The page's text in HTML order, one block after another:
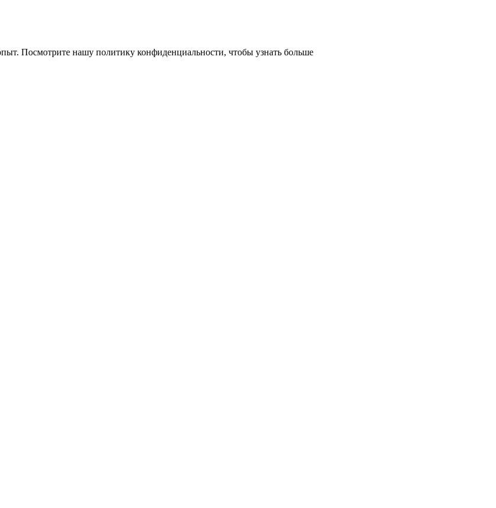
Посмотрите нашу политику конфиденциальности, чтобы узнать больше